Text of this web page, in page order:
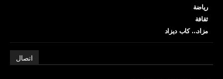
رياضة
ثقافة
مزاد… كاب ديزاد
اتصال